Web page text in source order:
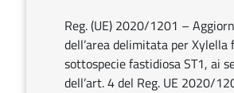
Reg. (UE) 2020/1201 –
dell’area delimitata per Xylella
sottospecie fastidiosa ST1, ai
dell’art. 4 del Reg. UE 2020/